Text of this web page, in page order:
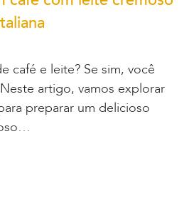
café e leite? Se sim, você
artigo, vamos explorar
preparar um delicioso